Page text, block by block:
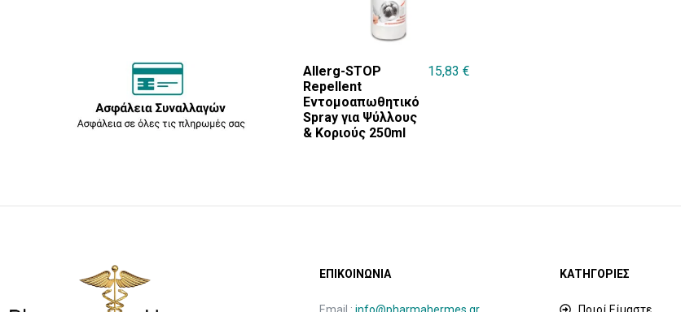
Allerg-STOP
Repellent
Εντομοαπωθητικό
Spray για Ψύλλους
& Κοριούς 250ml
15,83 €
ΕΠΙΚΟΙΝΩΝΙΑ ΚΑΤΗΓΟΡΙΕΣ